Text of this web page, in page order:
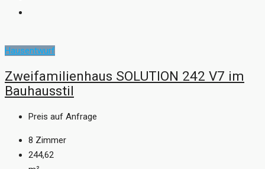
Hausentwurf
Zweifamilienhaus SOLUTION 242 V7 im
Bauhausstil
Preis auf Anfrage
8 Zimmer
244,62